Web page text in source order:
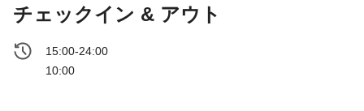
チェックイン & アウト
15:00-24:00
10:00